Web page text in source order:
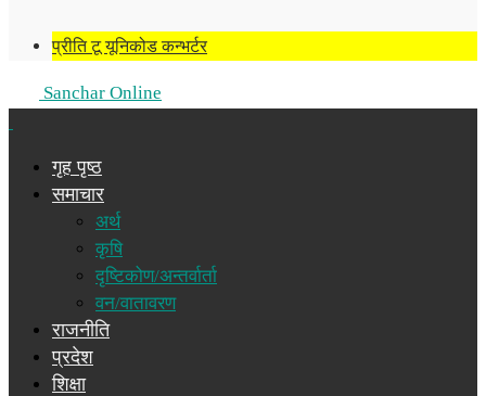
प्रीति टू यूनिकोड कन्भर्टर
Sanchar Online
गृह पृष्ठ
समाचार
अर्थ
कृषि
दृष्टिकोण/अन्तर्वार्ता
वन/वातावरण
राजनीति
प्रदेश
शिक्षा